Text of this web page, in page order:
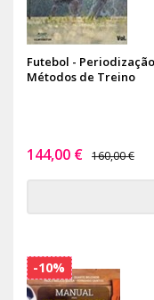
Futebol -
Métodos de Treino
144,00 € 160,00 €
-10%